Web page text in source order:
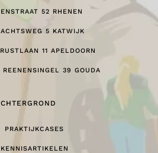
52 RHENEN
5 KATWIJK
11 APELDOORN
REENENSINGEL 39 GOUDA
PRAKTIJKCASES
KENNISARTIKELEN